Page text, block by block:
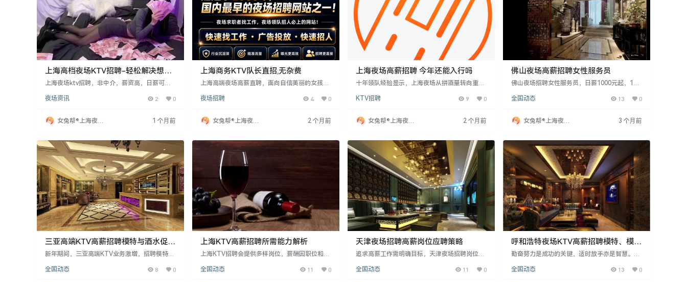
上海高档夜场KTV招聘-轻松解决想赚
的难题
上海夜场ktv招聘，非中介，薪资高，日薪可达
聘对象为年龄18-28岁，身高160cm以上，相貌
制。工作要求吃苦耐劳，有赚钱动力。上海夜场
工作稳定，适合想轻松赚钱的人。
夜场资讯 2 0
女兔帮®上海夜场
1 个月前
上海商务KTV队长直招,无杂费
上海高端夜场高薪直聘，面向自信美丽的女孩，
入住，生活用品齐全，薪资丰厚，工作时间灵
预约，成功即上班，绝不收费。抓住机会，开启
高薪人生。
夜场招聘 4 0
女兔帮®上海夜场
2 个月前
上海夜场高薪招聘 今年还能入行吗
十年领队经验显示，上海夜场从拼酒量转向重情
高端会所客流环比增23%，包厢提前48小时满
回升。客户群为35-50岁企业主及跨国公司中高
层，偏好新中式轻奢装修，注重氛围、分寸感和
KTV招聘 9 0
女兔帮®上海夜场
2 个月前
佛山夜场高薪招聘女性服务员
佛山夜场招聘女性服务员，日薪1000元起，18
晨2点，全职优先。岗位职责为包房内服务，如
卡、免费食宿、五险一金、专车接送等）。鼓励
应聘者勇于挑战，追求成长，实现梦想。团队经
全国动态 13 0
女兔帮®上海夜场
3 个月前
三亚高端KTV高薪招聘模特与酒水促销
员
新年期间，三亚高端KTV业务激增，招聘模特与
位面向高收入群体，服务费高，薪资水平在夜班
全国动态 8 0
上海KTV高薪招聘所需能力解析
上海KTV招聘会提供多样岗位，薪酬因职位和个
形象气质优越能吸引顾客，利于获得高薪。沟通
全国动态 11 0
天津夜场招聘高薪岗位应聘策略
追求高薪工作需明确目标，天津夜场招聘岗位竞
性，制定个性化策略，展现自身优势。虽然天生
全国动态 11 0
呼和浩特夜场KTV高薪招聘模特、模特
与DJ
勤奋努力是成功的关键，适时放手亦是智慧。呼
2000元起，DJ日结至少500元，适合追求经济独
全国动态 13 0